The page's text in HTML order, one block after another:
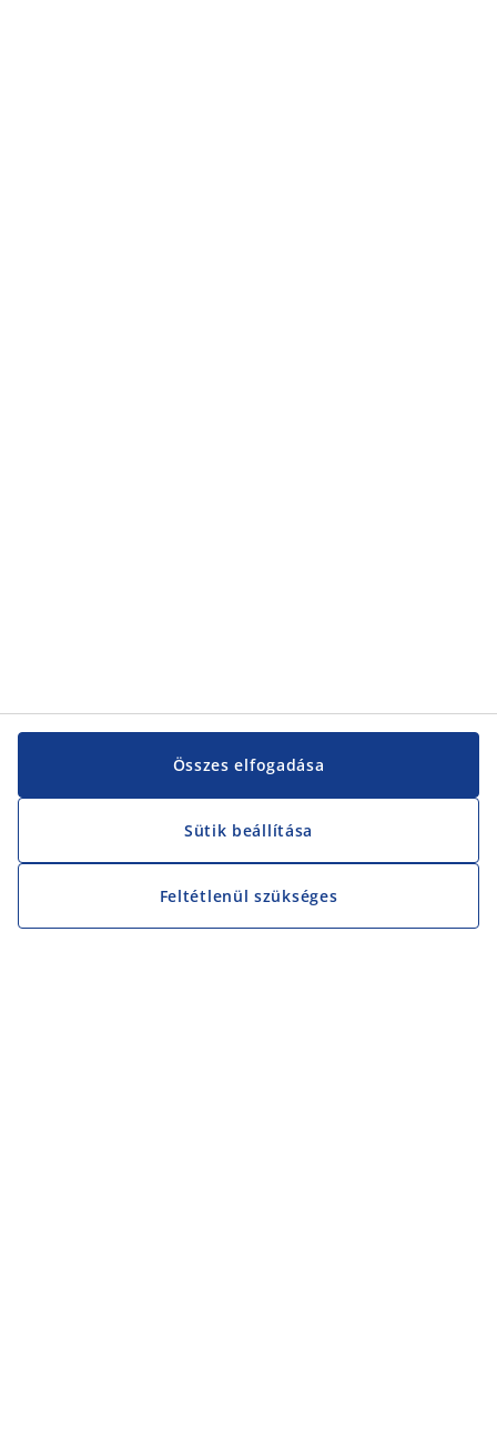
Összes elfogadása
Sütik beállítása
Feltétlenül szükséges